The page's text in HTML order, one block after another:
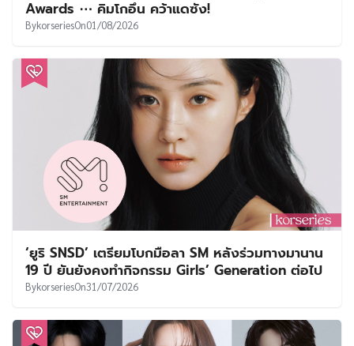
Awards ⋯ คิมโกอึน คว้าแดซัง!
BykorseriesOn01/08/2026
‘ยูริ SNSD’ เตรียมโบกมือลา SM หลังร่วมทางมานาน
19 ปี ยันยังคงทำกิจกรรม Girls’ Generation ต่อไป
BykorseriesOn31/07/2026